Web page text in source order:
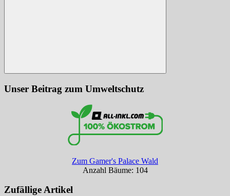
Suchen
Unser Beitrag zum Umweltschutz
Zum Gamer's Palace Wald
Anzahl Bäume: 104
Zufällige Artikel